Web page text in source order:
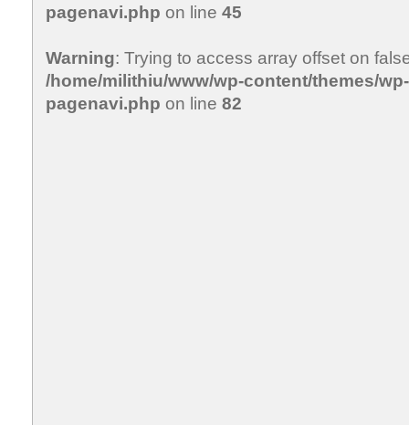
pagenavi.php on line 45
Warning: Trying to access array offset on
/home/milithiu/www/wp-content/themes/
pagenavi.php on line 82